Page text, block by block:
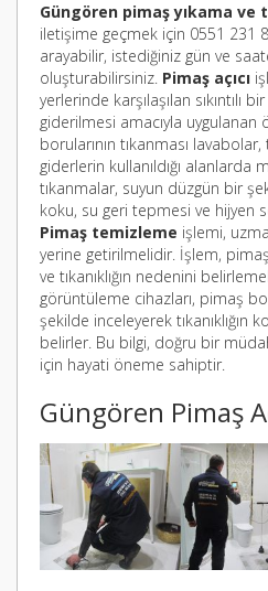
Güngören pimaş yıkama ve
iletişime geçmek için 0551 231
arayabilir, istediğiniz gün ve
oluşturabilirsiniz. Pimaş açıcı
yerlerinde karşılaşılan sıkıntılı
giderilmesi amacıyla
borularının tıkanması
giderlerin kullanıldığı alanlarda
tıkanmalar, suyun düzgün bir
koku, su geri tepmesi ve hijyen
Pimaş temizleme işlemi,
yerine getirilmelidir. İşlem,
ve tıkanıklığın nedenini
görüntüleme cihazları, pimaş
şekilde inceleyerek tıkanıklığın
belirler. Bu bilgi, doğru bir
için hayati öneme sahiptir.
Güngören Pimaş